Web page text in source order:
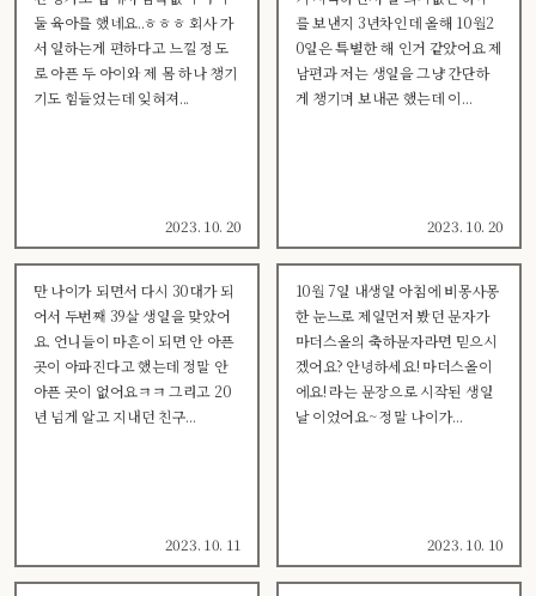
둘 육아를 했네요..ㅎㅎㅎ 회사 가
서 일하는게 편하다고 느낄 정도
로 아픈 두 아이와 제 몸 하나 챙기
기도 힘들었는데 잊혀져...
2023. 10. 20
를 보낸지 3년차인데 올해 10월2
0일은 특별한 해 인거 같았어요 제
남편과 저는 생일을 그냥 간단하
게 챙기며 보내곤 했는데 이...
2023. 10. 20
만 나이가 되면서 다시 30대가 되
어서 두번째 39살 생일을 맞았어
요. 언니들이 마흔이 되면 안 아픈
곳이 아파진다고 했는데 정말 안
아픈 곳이 없어요ㅋㅋ 그리고 20
년 넘게 알고 지내던 친구...
2023. 10. 11
10월 7일 내생일 아침에 비몽사몽
한 눈느로 제일먼저 봤던 문자가
마더스올의 축하문자라면 믿으시
겠어요? 안녕하세요! 마더스올이
에요! 라는 문장으로 시작된 생일
날 이었어요~ 정말 나이가...
2023. 10. 10